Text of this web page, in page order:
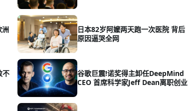
洲
日本82岁阿嬤两天跑一次医院 背后
原因逼哭全网
不
谷歌巨震!诺奖得主卸任DeepMind
CEO 首席科学家Jeff Dean离职创业